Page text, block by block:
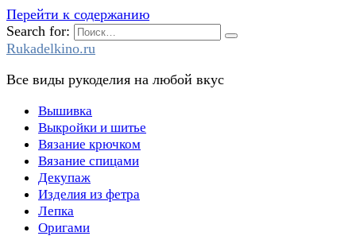
Перейти к содержанию
Search for:
Rukadelkino.ru
Все виды рукоделия на любой вкус
Вышивка
Выкройки и шитье
Вязание крючком
Вязание спицами
Декупаж
Изделия из фетра
Лепка
Оригами